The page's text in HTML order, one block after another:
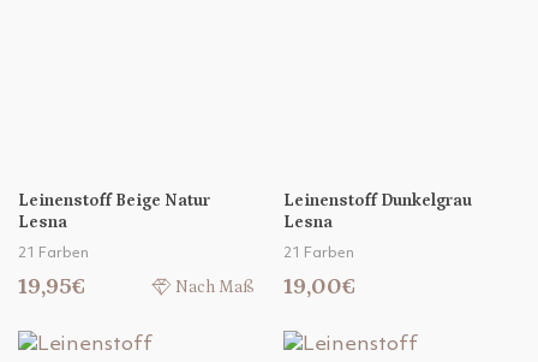
Leinenstoff Beige Natur
Lesna
21 Farben
19,95€ Nach Maß
Leinenstoff Dunkelgrau
Lesna
21 Farben
19,00€